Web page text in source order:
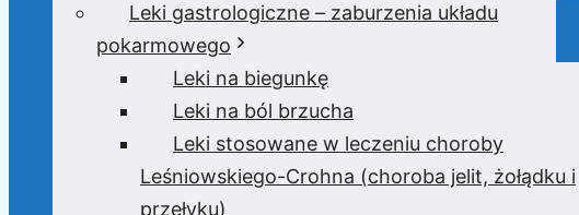
Leki gastrologiczne – zaburzenia układu
pokarmowego
Leki na biegunkę
Leki na ból brzucha
Leki stosowane w leczeniu choroby
Leśniowskiego-Crohna (choroba jelit, żołądku i
przełyku)